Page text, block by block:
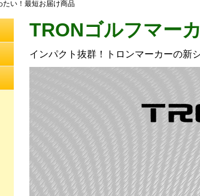
たい！最短お届け商品
TRONゴルフマー
インパクト抜群！トロンマーカーの新